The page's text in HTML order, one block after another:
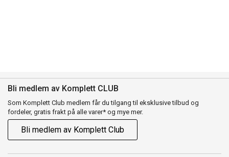
Bli medlem av Komplett CLUB
Som Komplett Club medlem får du tilgang til eksklusive tilbud og
fordeler, gratis frakt på alle varer* og mye mer.
Bli medlem av Komplett Club